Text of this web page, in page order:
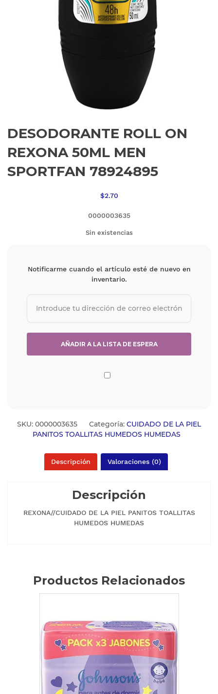
DESODORANTE ROLL ON
REXONA 50ML MEN
SPORTFAN 78924895
$2.70
0000003635
Sin existencias
Notificarme cuando el artículo esté de nuevo en
inventario.
SKU: 0000003635 Categoría: CUIDADO DE LA PIEL
PANITOS TOALLITAS HUMEDOS HUMEDAS
Descripción Valoraciones (0)
Descripción
REXONA//CUIDADO DE LA PIEL PANITOS TOALLITAS
HUMEDOS HUMEDAS
Productos Relacionados